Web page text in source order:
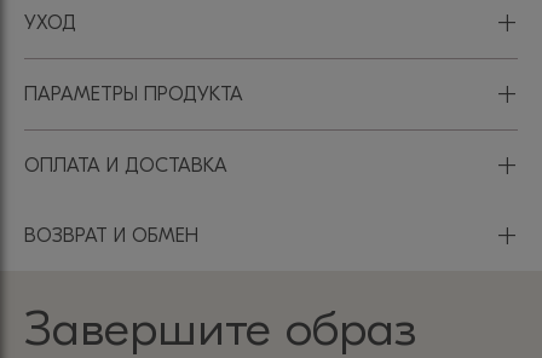
УХОД +
ПАРАМЕТРЫ ПРОДУКТА +
ОПЛАТА И ДОСТАВКА +
ВОЗВРАТ И ОБМЕН +
Завершите образ